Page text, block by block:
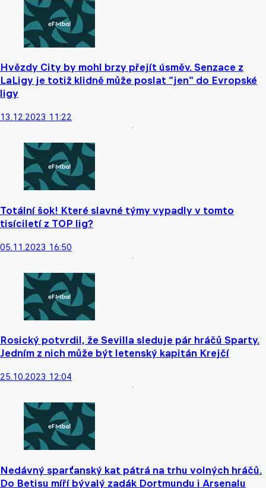
Hvězdy City by mohl brzy přejít úsměv. Senzace z
LaLigy je totiž klidně může poslat "jen" do Evropské
ligy
13.12.2023 11:22
Totální šok! Které slavné týmy vypadly v tomto
tisíciletí z TOP lig?
05.11.2023 16:50
Rosický potvrdil, že Sevilla sleduje pár hráčů Sparty.
Jedním z nich může být letenský kapitán Krejčí
25.10.2023 12:04
Nedávný sparťanský kat pátrá na trhu volných hráčů.
Do Betisu míří bývalý zadák Dortmundu i Arsenalu